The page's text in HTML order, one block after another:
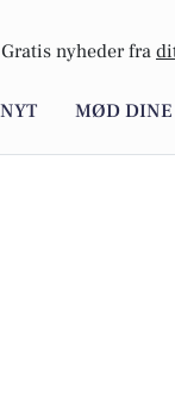
Gratis nyheder fra
MØD DINE